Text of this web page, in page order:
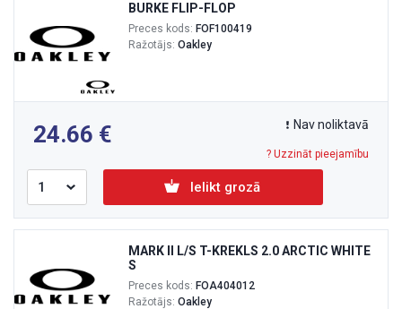
BURKE FLIP-FLOP
Preces kods: FOF100419
Ražotājs: Oakley
24.66 Nav noliktavā
? Uzzināt pieejamību
Ielikt grozā
MARK II L/S T-KREKLS 2.0 ARCTIC WHITE
S
Preces kods: FOA404012
Ražotājs: Oakley